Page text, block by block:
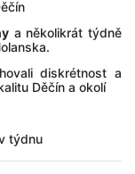
a několikrát týdně
diskrétnost a
Děčín a okolí
týdnu